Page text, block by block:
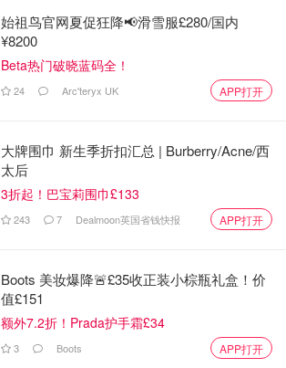
始祖鸟官网夏促狂降📢滑雪服£280/国内
¥8200
Beta热门破晓蓝码全！
24 Arc'teryx UK APP打开
大牌围巾 新生季折扣汇总 | Burberry/Acne/西
太后
3折起！巴宝莉围巾£133
243 7 Dealmoon英国省钱快报 APP打开
Boots 美妆爆降🚨£35收正装小棕瓶礼盒！价
值£151
额外7.2折！Prada护手霜£34
3 Boots APP打开